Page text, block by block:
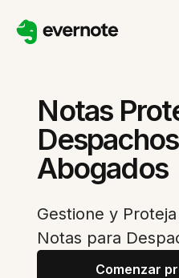
Notas
Abogados
Gestione y
Notas para
Comenzar